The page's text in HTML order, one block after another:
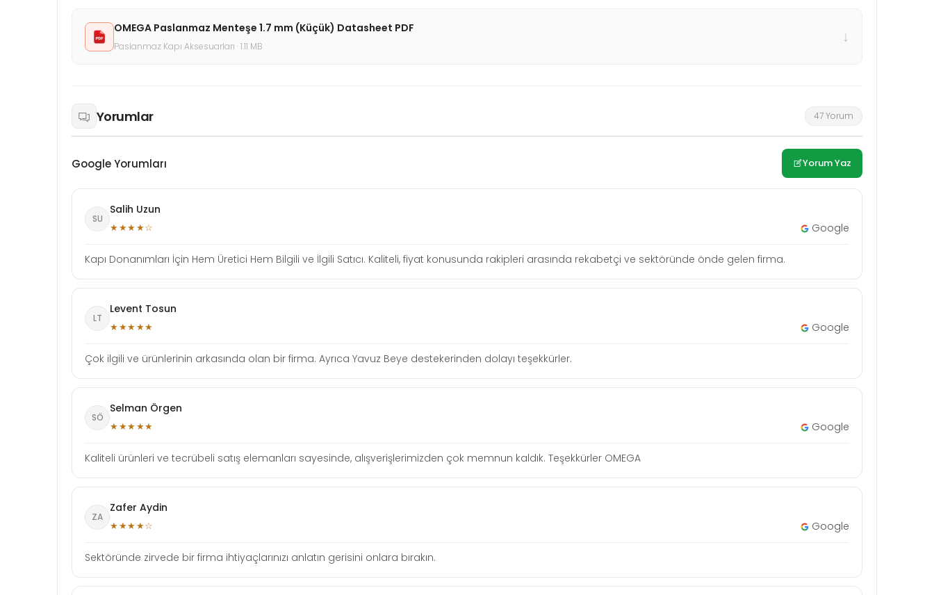
OMEGA Paslanmaz Menteşe 1.7 mm (Küçük) Datasheet PDF
Paslanmaz Kapı Aksesuarları · 1.11 MB
↓
Yorumlar 47 Yorum
Google Yorumları Yorum Yaz
SU
Salih Uzun
★★★★☆ Google
Kapı Donanımları İçin Hem Üretici Hem Bilgili ve İlgili Satıcı. Kaliteli, fiyat konusunda rakipleri arasında rekabetçi ve sektöründe önde gelen firma.
LT
Levent Tosun
★★★★★ Google
Çok ilgili ve ürünlerinin arkasında olan bir firma. Ayrıca Yavuz Beye destekerinden dolayı teşekkürler.
SÖ
Selman Örgen
★★★★★ Google
Kaliteli ürünleri ve tecrübeli satış elemanları sayesinde, alışverişlerimizden çok memnun kaldık. Teşekkürler OMEGA
ZA
Zafer Aydin
★★★★☆ Google
Sektöründe zirvede bir firma ihtiyaçlarınızı anlatın gerisini onlara bırakın.